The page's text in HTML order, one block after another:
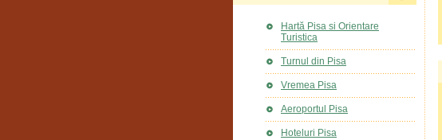
Hartă Pisa si Orientare
Turistica
Turnul din Pisa
Vremea Pisa
Aeroportul Pisa
Hoteluri Pisa